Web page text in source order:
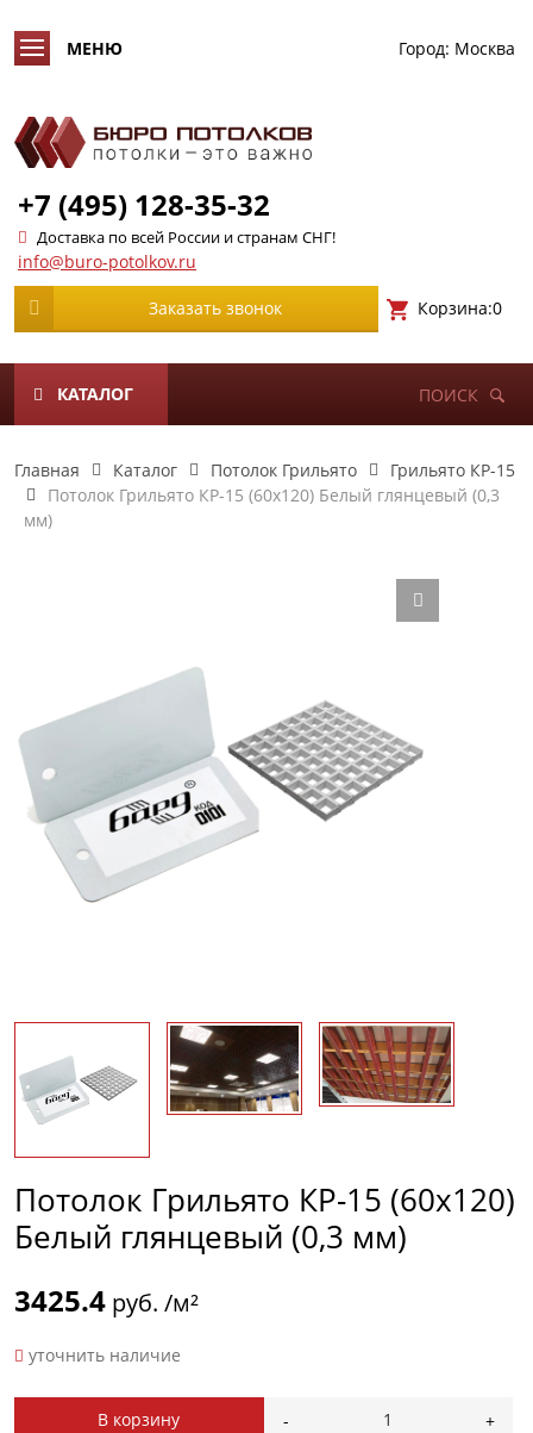
Город: Москва
+7 (495) 128-35-32
Доставка по всей России и странам СНГ!
info@buro-potolkov.ru
Заказать звонок Корзина:0
КАТАЛОГ ПОИСК
Главная Каталог Потолок Грильято
Грильято КР-15
Потолок Грильято КР-15 (60х120) Белый глянцевый (0,3
мм)
Потолок Грильято КР-15 (60х120)
Белый глянцевый (0,3 мм)
3425.4 руб. /м²
уточнить наличие
В корзину